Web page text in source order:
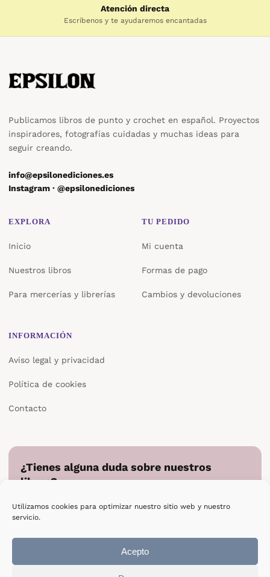
Utilizamos cookies para optimizar nuestro sitio web y nuestro
servicio.
Acepto
Atención directa
Escríbenos y te ayudaremos encantadas
Publicamos libros de punto y crochet en español. Proyectos
inspiradores, fotografías cuidadas y muchas ideas para
seguir creando.
info@epsilonediciones.es
Instagram · @epsilonediciones
EXPLORA
Inicio
Nuestros libros
Para mercerías y librerías
TU PEDIDO
Mi cuenta
Formas de pago
Cambios y devoluciones
INFORMACIÓN
Aviso legal y privacidad
Política de cookies
Contacto
¿Tienes alguna duda sobre nuestros
libros?
directamente.
Escribir a Epsilon